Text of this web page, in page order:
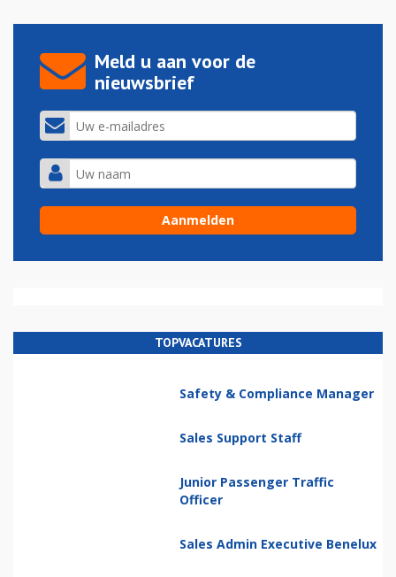
Meld u aan voor de
nieuwsbrief
TOPVACATURES
Safety & Compliance Manager
Sales Support Staff
Junior Passenger Traffic
Officer
Sales Admin Executive Benelux